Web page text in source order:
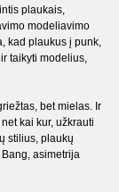
plaukais,
modeliavimo
kad plaukus į punk,
taikyti modelius,
bet mielas. Ir
kai kur, užkrauti
stilius, plaukų
asimetrija